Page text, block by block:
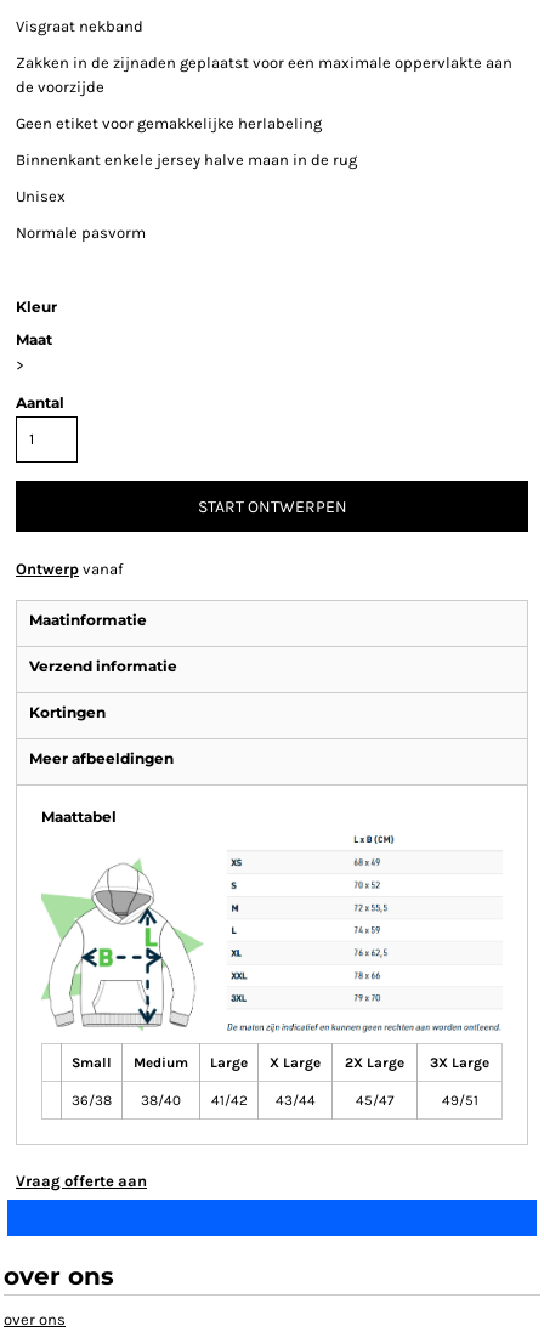
Visgraat nekband
Zakken in de zijnaden geplaatst voor een maximale oppervlakte aan
de voorzijde
Geen etiket voor gemakkelijke herlabeling
Binnenkant enkele jersey halve maan in de rug
Unisex
Normale pasvorm
Kleur
Maat
>
Aantal
START ONTWERPEN
Ontwerp vanaf
Maatinformatie
Verzend informatie
Kortingen
Meer afbeeldingen
Maattabel
Small Medium Large X Large 2X Large 3X Large
36/38 38/40 41/42 43/44 45/47 49/51
Vraag offerte aan
over ons
over ons